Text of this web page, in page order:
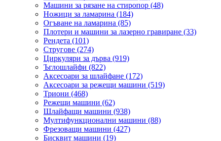
Машини за рязане на стиропор (48)
Ножици за ламарина (184)
Огъване на ламарина (85)
Плотери и машини за лазерно гравиране (33)
Рендета (101)
Стругове (274)
Циркуляри за дърва (919)
Ъглошлайфи (822)
Аксесоари за шлайфане (172)
Аксесоари за режещи машини (519)
Триони (468)
Режещи машини (62)
Шлайфащи машини (938)
Мултифункционални машини (88)
Фрезоващи машини (427)
Бисквит машини (19)